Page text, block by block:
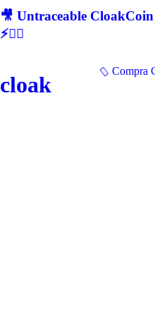
🎥 Untraceable
⚡🕵‍♂
cloak
Compra